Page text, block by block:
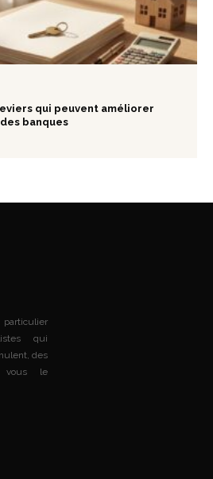
qui peuvent améliorer
banques
qui
des
vous le